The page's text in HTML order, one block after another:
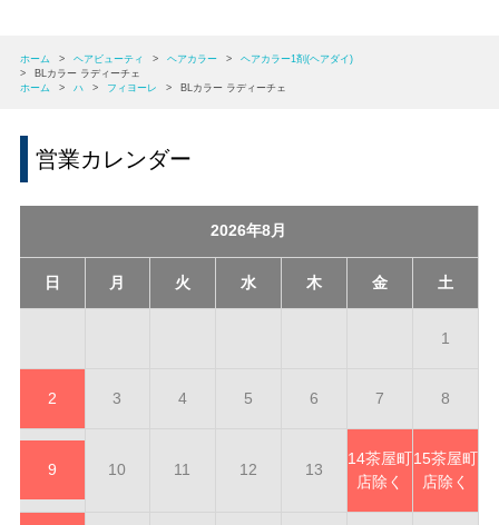
ホーム > ヘアビューティ > ヘアカラー >
ヘアカラー1剤(ヘアダイ)
>
BLカラー ラディーチェ
ホーム
> ハ > フィヨーレ > BLカラー ラディーチェ
営業カレンダー
2026年8月
日 月 火 水 木 金 土
1
2 3 4 5 6 7 8
9 10 11 12 13
14茶屋町
店除く
15茶屋町
店除く